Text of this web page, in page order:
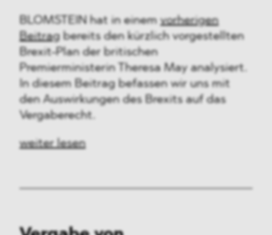
BLOMSTEIN hat in einemvorherigen
Beitragbereits den kürzlich vorgestellten
Brexit-Plan der britischen
Premierministerin Theresa May analysiert.
In diesem Beitrag befassen wir uns mit
den Auswirkungen des Brexits auf das
Vergaberecht.
weiter lesen